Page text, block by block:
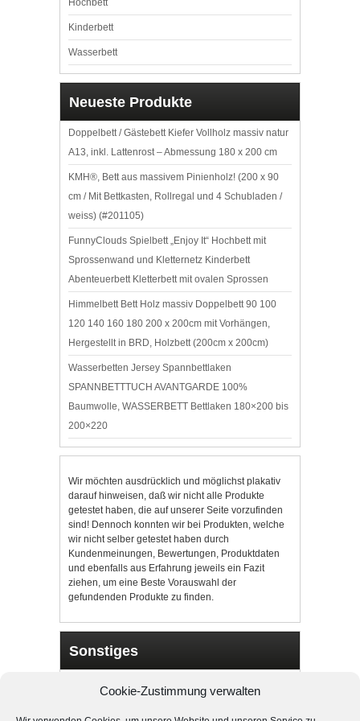
Cookie-Zustimmung verwalten
Hochbett
Kinderbett
Wasserbett
Neueste Produkte
Doppelbett / Gästebett Kiefer Vollholz massiv natur
A13, inkl. Lattenrost – Abmessung 180 x 200 cm
KMH®, Bett aus massivem Pinienholz! (200 x 90
cm / Mit Bettkasten, Rollregal und 4 Schubladen /
weiss) (#201105)
FunnyClouds Spielbett „Enjoy It“ Hochbett mit
Sprossenwand und Kletternetz Kinderbett
Abenteuerbett Kletterbett mit ovalen Sprossen
Himmelbett Bett Holz massiv Doppelbett 90 100
120 140 160 180 200 x 200cm mit Vorhängen,
Hergestellt in BRD, Holzbett (200cm x 200cm)
Wasserbetten Jersey Spannbettlaken
SPANNBETTTUCH AVANTGARDE 100%
Baumwolle, WASSERBETT Bettlaken 180×200 bis
200×220
Wir möchten ausdrücklich und möglichst plakativ
darauf hinweisen, daß wir nicht alle Produkte
getestet haben, die auf unserer Seite vorzufinden
sind! Dennoch konnten wir bei Produkten, welche
wir nicht selber getestet haben durch
Kundenmeinungen, Bewertungen, Produktdaten
und ebenfalls aus Erfahrung jeweils ein Fazit
ziehen, um eine Beste Vorauswahl der
gefundenden Produkte zu finden.
Sonstiges